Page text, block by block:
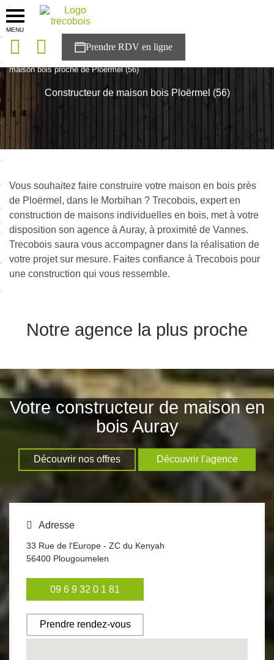
MENU
solutions
Trecobois
à NESTOR
maison bois proche de Ploërmel (56)
Constructeur de maison bois Ploërmel (56)
Vous souhaitez faire construire votre maison en bois près
de Ploërmel, dans le Morbihan ? Trecobois, expert en
construction de maisons individuelles en bois, met à votre
disposition son agence à Auray, à proximité de Vannes.
Trecobois saura vous accompagner dans la réalisation de
votre projet sur mesure. Faites confiance à Trecobois pour
une construction qui vous ressemble.
Notre agence la plus proche
Votre constructeur de maison en
bois Auray
Découvrir nos offres Découvrir l'agence
Adresse
33 Rue de l'Europe - ZC du Kenyah
56400 Plougoumelen
09 6 9 32 0 1 81
Prendre rendez-vous